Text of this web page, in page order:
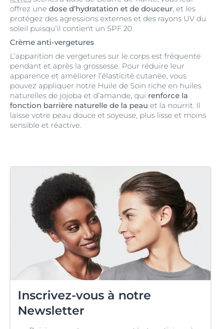
offrez une dose d’hydratation et de douceur, et les
protégez des agressions externes et des rayons UV du
soleil puisqu’il contient un SPF 20.
Crème anti-vergetures
L’apparition de vergetures sur le corps est fréquente
pendant et après la grossesse. Pour réduire leur
apparence et améliorer l’élasticité cutanée, vous
pouvez appliquer notre Huile de Soin riche en huiles
naturelles de jojoba et d’amande, qui renforce la
fonction barrière naturelle de la peau et la nourrit. Il
laisse votre peau douce et soyeuse, plus lisse et moins
sensible et réactive.
Inscrivez-vous à notre
Newsletter